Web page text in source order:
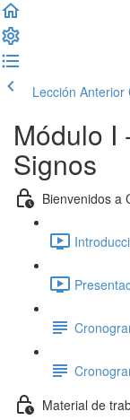
Lección Anterior
Módulo I
Signos
Bienvenidos a
Material de